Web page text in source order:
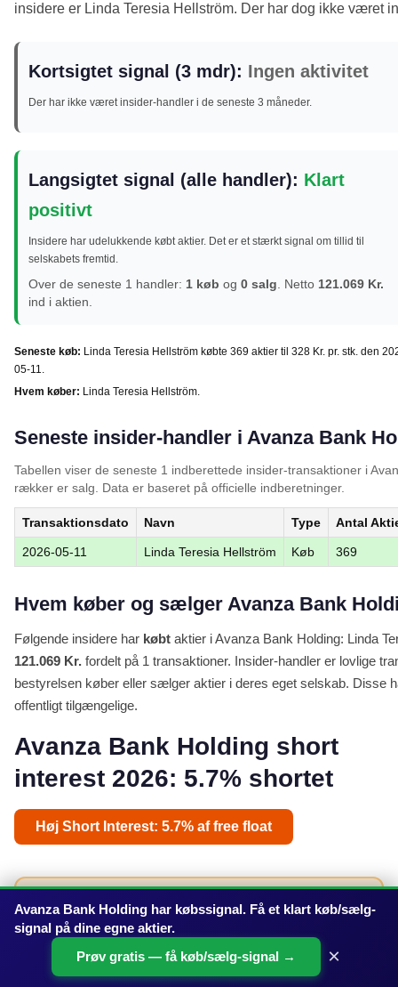
insidere er Linda Teresia Hellström. Der har dog ikke været
Kortsigtet signal (3 mdr): Ingen aktivitet
Der har ikke været insider-handler i de seneste 3 måneder.
Langsigtet signal (alle handler): Klart
positivt
Insidere har udelukkende købt aktier. Det er et stærkt signal om tillid til
selskabets fremtid.
Over de seneste 1 handler: 1 køb og 0 salg. Netto 121.069 Kr.
ind i aktien.
Seneste køb: Linda Teresia Hellström købte 369 aktier til 328 Kr. pr. stk. den
05-11.
Hvem køber: Linda Teresia Hellström.
Seneste insider-handler i Avanza Bank
Tabellen viser de seneste 1 indberettede insider-transaktioner i
rækker er salg. Data er baseret på officielle indberetninger.
Transaktionsdato Navn Type Antal
2026-05-11 Linda Teresia Hellström Køb 369
Hvem køber og sælger Avanza Bank
Følgende insidere har købt aktier i Avanza Bank Holding: Linda
121.069 Kr. fordelt på 1 transaktioner. Insider-handler er lovlige
bestyrelsen køber eller sælger aktier i deres eget selskab. Disse
offentligt tilgængelige.
Avanza Bank Holding short
interest 2026: 5.7% shortet
Høj Short Interest: 5.7% af free float
SHORT % AF FREE FLOAT
5.7%
VURDERING
SHORT SQUEEZE RISIKO DATAKILDE
Avanza Bank Holding har købssignal. Få et klart køb/sælg-
signal på dine egne aktier.
Prøv gratis — få køb/sælg-signal →
×